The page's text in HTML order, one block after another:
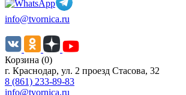
info@tvornica.ru
Корзина (0)
г. Краснодар, ул. 2 проезд Стасова, 32
8 (861) 233-89-83
info@tvornica.ru